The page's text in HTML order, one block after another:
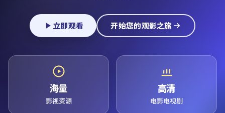
立即观看 开始您的观影之旅
海量
影视资源
高清
电影电视剧